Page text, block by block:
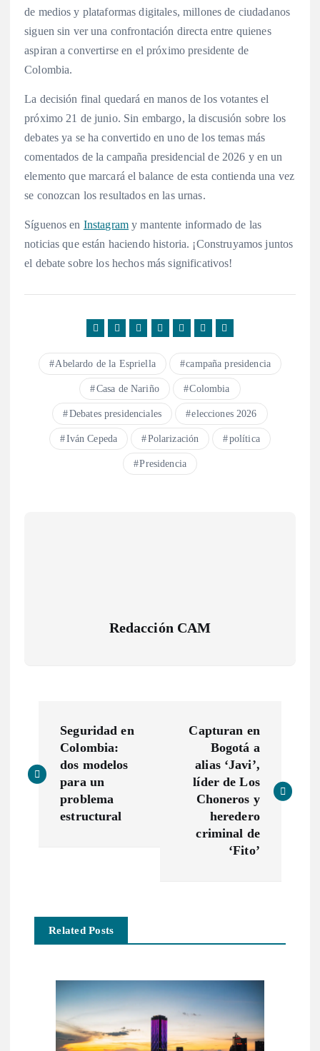
de medios y plataformas digitales, millones de ciudadanos
siguen sin ver una confrontación directa entre quienes
aspiran a convertirse en el próximo presidente de
Colombia.
La decisión final quedará en manos de los votantes el
próximo 21 de junio. Sin embargo, la discusión sobre los
debates ya se ha convertido en uno de los temas más
comentados de la campaña presidencial de 2026 y en un
elemento que marcará el balance de esta contienda una vez
se conozcan los resultados en las urnas.
Síguenos en Instagram y mantente informado de las
noticias que están haciendo historia. ¡Construyamos juntos
el debate sobre los hechos más significativos!
Abelardo de la Espriella campaña presidencia
Casa de Nariño Colombia
Debates presidenciales elecciones 2026
Iván Cepeda Polarización política
Presidencia
Redacción CAM
v
c
Seguridad en
Colombia:
dos modelos
para un
problema
estructural
Capturan en
Bogotá a
alias ‘Javi’,
líder de Los
Choneros y
heredero
criminal de
‘Fito’
Related Posts